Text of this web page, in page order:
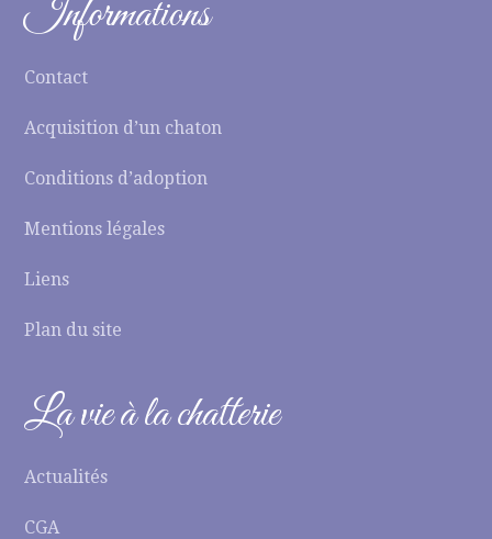
Informations
Contact
Acquisition d’un chaton
Conditions d’adoption
Mentions légales
Liens
Plan du site
La vie à la chatterie
Actualités
CGA